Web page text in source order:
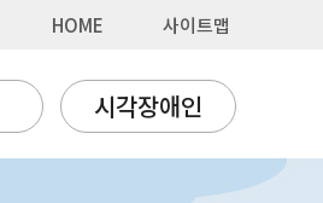
HOME 사이트맵
시각장애인